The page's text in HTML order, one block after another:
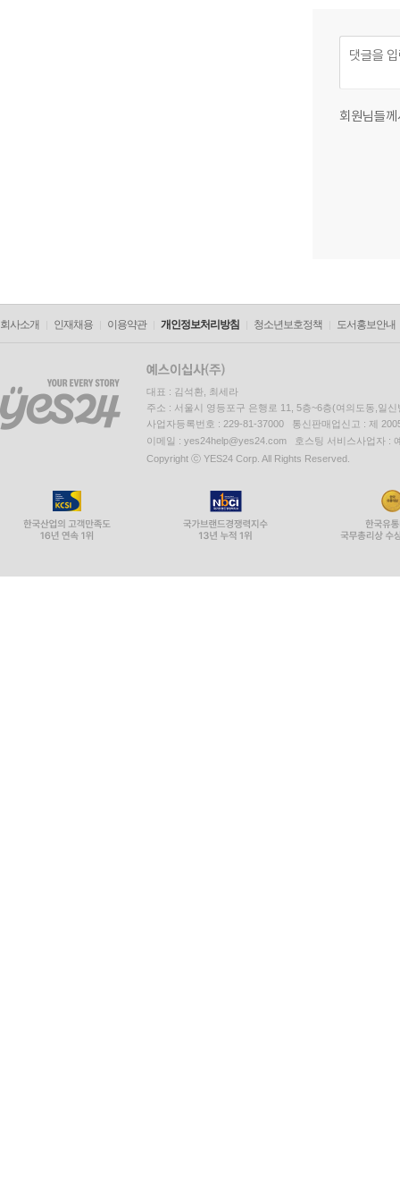
회원님들
회사소개 인재채용 이용약관 개인정보처리방침 청소년보호정책 도서홍보안내
대표 : 김석환, 최세라
주소 : 서울시 영등포구 은행로 11, 5층~6층(여의도동,일신
사업자등록번호 : 229-81-37000 통신판매업신고 : 제
이메일 : yes24help@yes24.com 호스팅 서비스사업자 :
Copyright ⓒ YES24 Corp. All Rights Reserved.